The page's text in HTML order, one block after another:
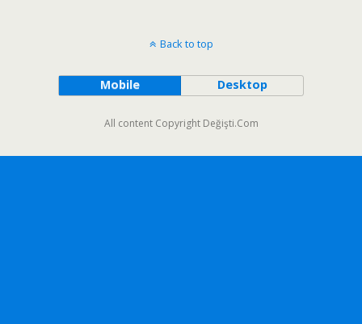
Back to top
Mobile Desktop
All content Copyright Değişti.Com